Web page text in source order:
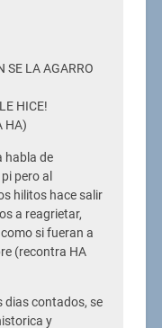
SE LA AGARRO
HICE!
HA)
habla de
pero al
hilitos hace salir
a reagrietar,
si fueran a
(recontra HA
dias contados, se
y